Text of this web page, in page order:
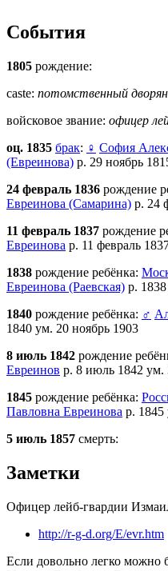
События
1805 рождение:
caste: потомственный
войсковое звание: офицер
оц. 1835 брак: ♀ София
(Евреинова) р. 29 ноябрь
24 февраль 1836 рождение
Евреинова (Самарина) р. 24
11 февраль 1837 рождение
Евреинова р. 11 февраль
1838 рождение ребёнка:
Евреинова (Раевская) р.
1840 рождение ребёнка: ♂
1840 ум. 20 ноябрь 1903
8 июль 1842 рождение
Евреинов р. 8 июль 1842 ум.
1845 рождение ребёнка:
Павловна Евреинова р. 1845
5 июль 1857 смерть:
Заметки
Офицер лейб-гвардии
http://r-g-d.org/E/evr.htm
Если довольно легко можно